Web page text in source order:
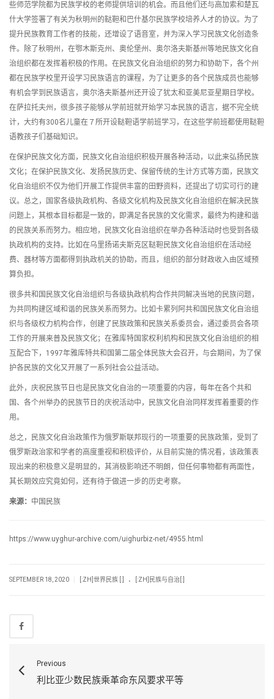
些师范学院都为民族学校的老师提供培训的机会。而且他们还与高加索和楚瓦
什大学签署了有关为秋明州的鞑靼和巴什基尔民族学校培养人才的协议。为了
提升民族教育工作者的技能，还增设了语音室，并为深入学习民族文化创造条
件。除了秋明州，在鄂木斯克州、奥伦堡州、奥尔洛夫斯基州等地民族文化自
治组织都在发挥着积极的作用。在民族文化自治组织的努力和协助下，各个州
都在民族学校里开设学习民族语言的课程，为了让更多的各个民族成员也能够
有机会学到民族语言，奥尔洛夫斯基州还开设了犹太和亚美尼亚星期日学校。
在萨拉托夫州，很多孩子能够从学前班就开始学习本民族的语言，据不完全统
计，大约有300名儿童在７所开设鞑靼语学前班学习，在这些学前班都使用鞑靼
语教孩子们基础知识。
在保护民族文化方面，民族文化自治组织积极开展各种活动，以此来弘扬民族
文化；在保护民族文化、发扬民族历史、保留传统的生计方式等方面，民族文
化自治组织不仅为他们开展工作提供丰富的田野资料，还提出了切实可行的建
议。总之，国家各级执政机构、各级文化机构及民族文化自治组织在解决民族
问题上，其根本目标都是一致的，即满足各民族的文化需求，最终为构建和谐
的民族关系而努力。相应地，民族文化自治组织在举办各种活动时也受到各级
执政机构的支持。比如在乌里扬诺夫斯克区鞑靼民族文化自治组织在活动经
费、器材等方面都得到执政机关的协助，而且，组织的部分财政收入由区域预
算负担。
很多共和国民族文化自治组织与各级执政机构合作共同解决当地的民族问题，
为共同构建区域和谐的民族关系而努力。比如卡累列阿共和国民族文化自治组
织与各级权力机构合作，创建了民族政策和民族关系委员会，通过委员会各项
工作的开展来普及民族文化；在雅库特国家权利机构和民族文化自治组织的相
互配合下，1997年雅库特共和国第二届全体民族大会召开，与会期间，为了保
护各民族的文化又开展了一系列社会公益活动。
此外，庆祝民族节日也是民族文化自治的一项重要的内容，每年在各个共和
国、各个州举办的民族节日的庆祝活动中，民族文化自治同样发挥着重要的作
用。
总之，民族文化自治政策作为俄罗斯联邦现行的一项重要的民族政策，受到了
俄罗斯政治家和学者的高度重视和积极评价，从目前实施的情况看，该政策表
现出来的积极意义是明显的，其消极影响还不明朗，但任何事物都有两面性，
其长期效应究竟如何，还有待于做进一步的历史考察。
来源： 中国民族
https://www.uyghur-archive.com/uighurbiz-net/4955.html
SEPTEMBER 18, 2020 [:ZH]世界民族 [:] . [:ZH]民族与自治[:]
Previous
利比亚少数民族乘革命东风要求平等